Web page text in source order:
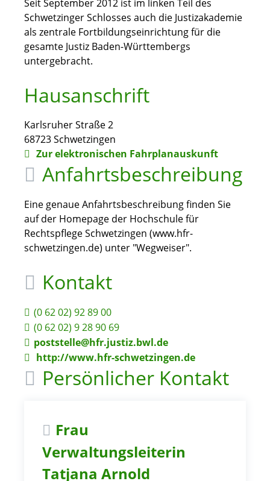
Seit September 2012 ist im linken Teil des
Schwetzinger Schlosses auch die Justizakademie
als zentrale Fortbildungseinrichtung für die
gesamte Justiz Baden-Württembergs
untergebracht.
Hausanschrift
Karlsruher Straße 2
68723Schwetzingen
Zur elektronischen Fahrplanauskunft
Anfahrtsbeschreibung
Eine genaue Anfahrtsbeschreibung finden Sie
auf der Homepage der Hochschule für
Rechtspflege Schwetzingen (www.hfr-
schwetzingen.de) unter "Wegweiser".
Kontakt
(0 62 02) 92 89 00
(0 62 02) 9 28 90 69
poststelle@hfr.justiz.bwl.de
http://www.hfr-schwetzingen.de
Persönlicher Kontakt
Frau
Verwaltungsleiterin
Tatjana Arnold